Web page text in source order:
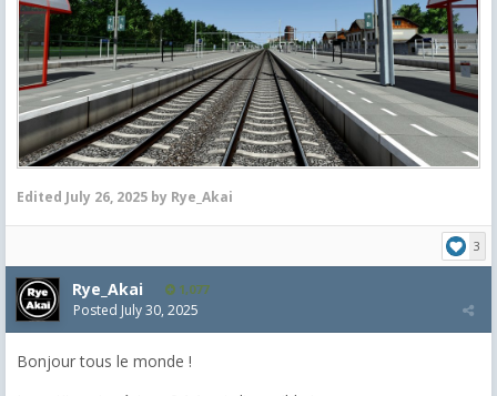
Edited July 26, 2025 by Rye_Akai
3
Rye_Akai 1,077
Posted July 30, 2025
Bonjour tous le monde !